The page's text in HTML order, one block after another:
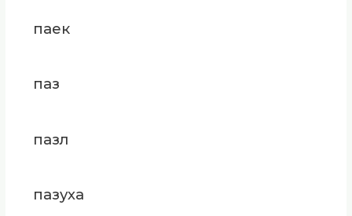
паек
паз
пазл
пазуха